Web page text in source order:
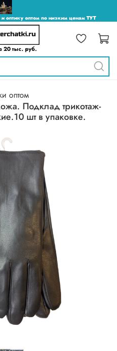
оптику оптом по низким ценам ТУТ
20 тыс. руб.
оптом
Подклад трикотаж-
шт в упаковке.